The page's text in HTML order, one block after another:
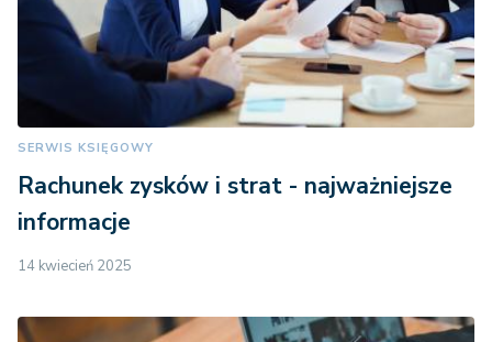
SERWIS KSIĘGOWY
Rachunek zysków i strat - najważniejsze
informacje
14 kwiecień 2025